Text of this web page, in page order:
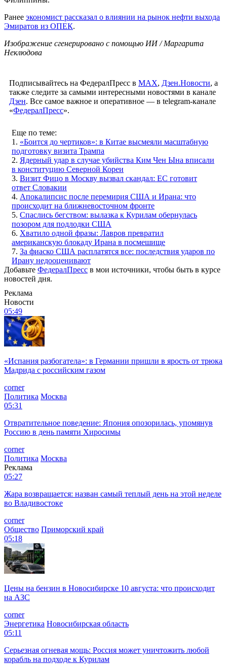
Ранее экономист рассказал о влиянии на рынок нефти выхода
Эмиратов из ОПЕК.
Изображение сгенерировано с помощью ИИ / Маргарита
Неклюдова
Подписывайтесь на ФедералПресс в МАХ, Дзен.Новости, а
также следите за самыми интересными новостями в канале
Дзен. Все самое важное и оперативное — в telegram-канале
«ФедералПресс».
Еще по теме:
1. «Боится до чертиков»: в Китае высмеяли масштабную
подготовку визита Трампа
2. Ядерный удар в случае убийства Ким Чен Ына вписали
в конституцию Северной Кореи
3. Визит Фицо в Москву вызвал скандал: ЕС готовит
ответ Словакии
4. Апокалипсис после перемирия США и Ирана: что
происходит на ближневосточном фронте
5. Спаслись бегством: вылазка к Курилам обернулась
позором для подлодки США
6. Хватило одной фразы: Лавров превратил
американскую блокаду Ирана в посмешище
7. За фиаско США расплатятся все: последствия ударов по
Ирану недооценивают
Добавьте ФедералПресс в мои источники, чтобы быть в курсе
новостей дня.
Реклама
Новости
05:49
«Испания разбогатела»: в Германии пришли в ярость от трюка
Мадрида с российским газом
corner
Политика Москва
05:31
Отвратительное поведение: Япония опозорилась, упомянув
Россию в день памяти Хиросимы
corner
Политика Москва
Реклама
05:27
Жара возвращается: назван самый теплый день на этой неделе
во Владивостоке
corner
Общество Приморский край
05:18
Цены на бензин в Новосибирске 10 августа: что происходит
на АЗС
corner
Энергетика Новосибирская область
05:11
Серьезная огневая мощь: Россия может уничтожить любой
корабль на подходе к Курилам